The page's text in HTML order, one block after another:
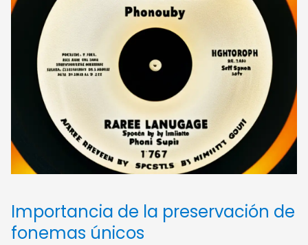
Importancia de la preservación de
fonemas únicos